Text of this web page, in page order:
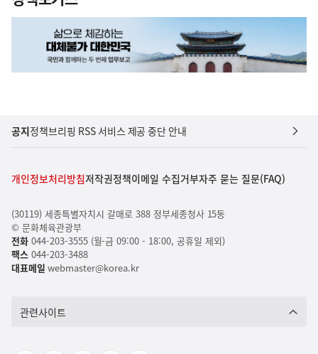
공지정책브리핑 RSS 서비스 제공 중단 안내
개인정보처리방침저작권정책이메일 수집거부자주 묻는 질문(FAQ)
(30119) 세종특별자치시 갈매로 388 정부세종청사 15동
© 문화체육관광부
전화044-203-3555 (월-금 09:00 - 18:00, 공휴일 제외)
팩스044-203-3488
대표메일 webmaster@korea.kr
관련사이트